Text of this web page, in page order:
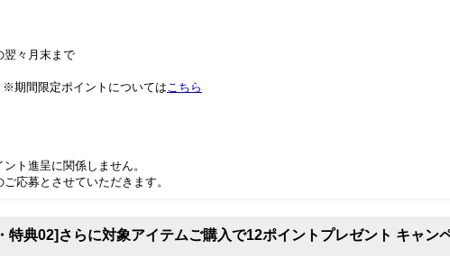
翌々月末まで
期間限定ポイントについてはこちら
ト進呈に関係しません。
応募とさせていただきます。
特典02]さらに対象アイテムご購入で12ポイントプレゼント キャン